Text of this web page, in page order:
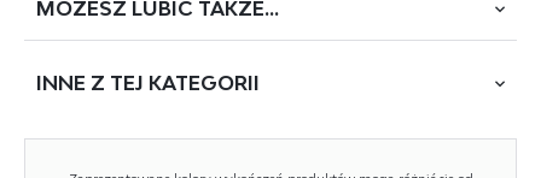
Rodzaj:
Wielkość stołu: 1-osobowy
K-582
MOŻESZ LUBIĆ TAKŻE...
INNE Z TEJ KATEGORII